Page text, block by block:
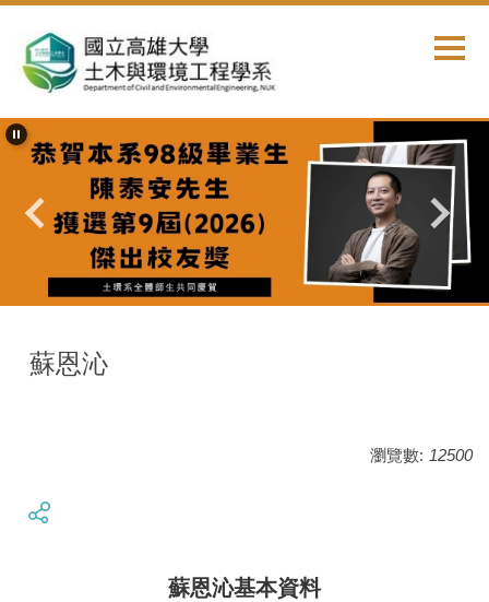
到
主
內
容
首頁 師資陣容 環工組
蘇恩沁
瀏覽數: 12500
蘇恩沁基本資料